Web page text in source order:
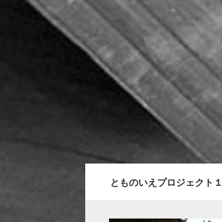
とものいえプロジェクト